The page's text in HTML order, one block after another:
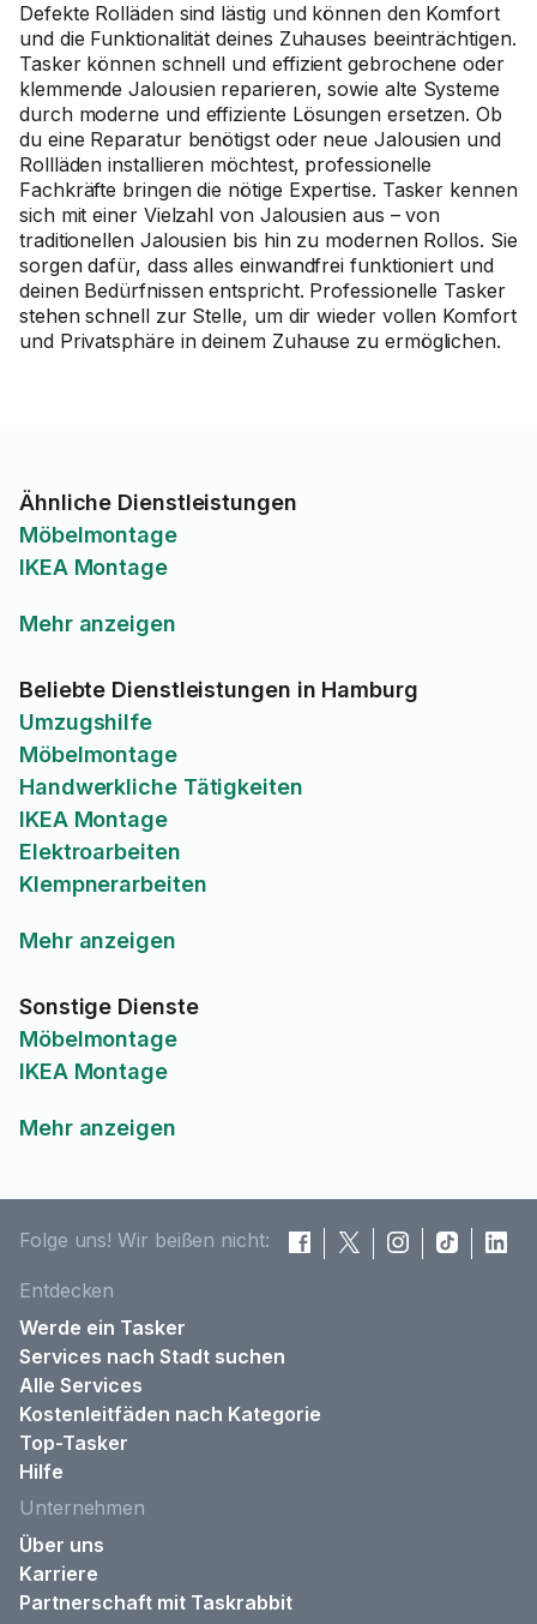
Defekte Rolläden sind lästig und können den Komfort
und die Funktionalität deines Zuhauses beeinträchtigen.
Tasker können schnell und effizient gebrochene oder
klemmende Jalousien reparieren, sowie alte Systeme
durch moderne und effiziente Lösungen ersetzen. Ob
du eine Reparatur benötigst oder neue Jalousien und
Rollläden installieren möchtest, professionelle
Fachkräfte bringen die nötige Expertise. Tasker kennen
sich mit einer Vielzahl von Jalousien aus – von
traditionellen Jalousien bis hin zu modernen Rollos. Sie
sorgen dafür, dass alles einwandfrei funktioniert und
deinen Bedürfnissen entspricht. Professionelle Tasker
stehen schnell zur Stelle, um dir wieder vollen Komfort
und Privatsphäre in deinem Zuhause zu ermöglichen.
Ähnliche Dienstleistungen
Möbelmontage
IKEA Montage
Mehr anzeigen
Beliebte Dienstleistungen in Hamburg
Umzugshilfe
Möbelmontage
Handwerkliche Tätigkeiten
IKEA Montage
Elektroarbeiten
Klempnerarbeiten
Mehr anzeigen
Sonstige Dienste
Möbelmontage
IKEA Montage
Mehr anzeigen
Folge uns! Wir beißen nicht:
Entdecken
Werde ein Tasker
Services nach Stadt suchen
Alle Services
Kostenleitfäden nach Kategorie
Top-Tasker
Hilfe
Unternehmen
Über uns
Karriere
Partnerschaft mit Taskrabbit